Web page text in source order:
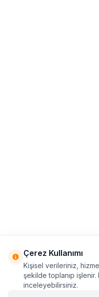
Çerez Kullanımı
Kişisel verileriniz,
şekilde toplanıp işlenir.
inceleyebilirsiniz.